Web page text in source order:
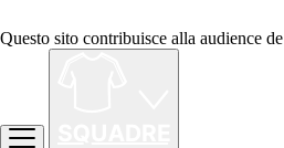
Questo sito contribuisce alla audience de